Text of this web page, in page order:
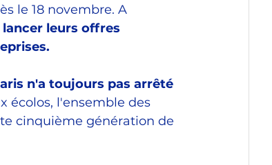
le 18 novembre. A
leurs offres
n'a toujours pas arrêté
écolos, l'ensemble des
cinquième génération de